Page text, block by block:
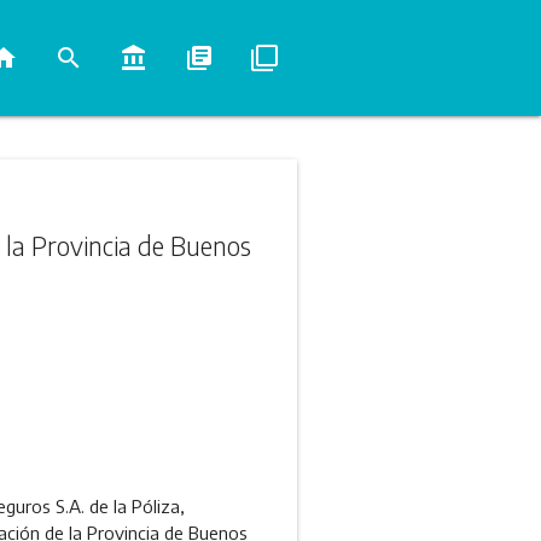
search account_balance library_books filter_none
Provincia de Buenos
S.A. de la Póliza,
de la Provincia de Buenos